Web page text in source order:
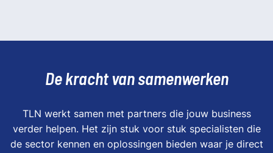
De kracht van samenwerken
TLN werkt samen met partners die jouw business
verder helpen. Het zijn stuk voor stuk specialisten die
de sector kennen en oplossingen bieden waar je direct